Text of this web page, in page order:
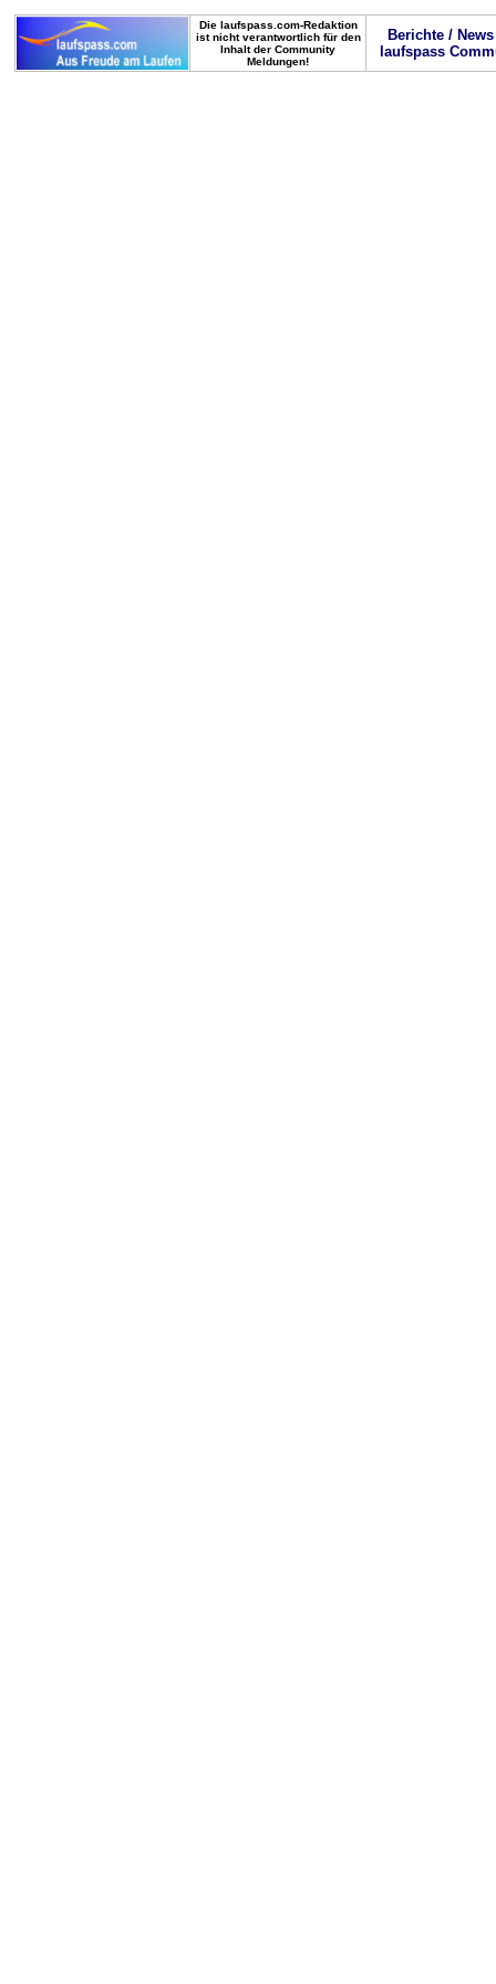
Die laufspass.com-Redaktion
ist nicht verantwortlich für den
Inhalt der Community
Meldungen!
Berichte /
laufspass